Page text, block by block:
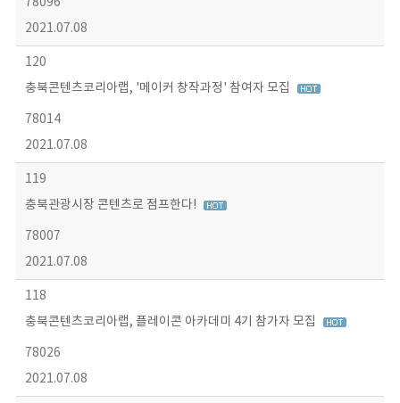
2021.07.08
120
충북콘텐츠코리아랩, '메이커 창작과정' 참여자 모집
78014
2021.07.08
119
충북관광시장 콘텐츠로 점프한다!
78007
2021.07.08
118
충북콘텐츠코리아랩, 플레이콘 아카데미 4기 참가자 모집
78026
2021.07.08